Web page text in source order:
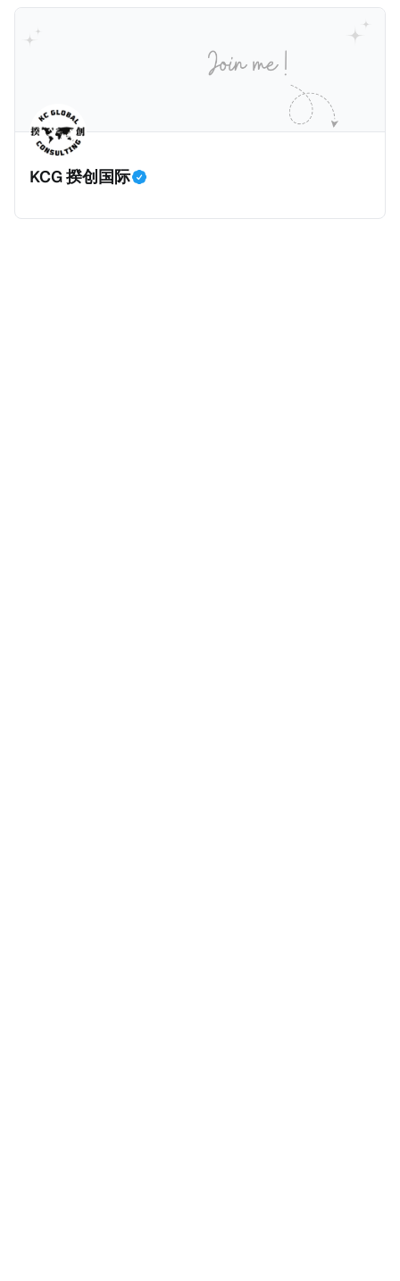
缴税款的记录。虽然他已经公开承认错误，但这一风波
已彻底重创其公众形象，导致多项高奢代言流产。不
过，他不至于被“封杀”，2026年5月15日Netflix的奇幻
动作喜剧《超能路人甲》正式上线，车银优在剧中饰演
主角之一李云情。 我们在这一篇文章将会基于网上信
息，剖析整个事情的来龙去脉。 请注意，由于车银优的
案例并无公开判决信息，网上信息不一定100%准确，
我们已经尽量采纳多方信息，争取以最客观的角度来推
家金融机构，并引致了多家机构被起诉，部分甚至因而
破产。这一篇文章将会结合Correctiv、经合组织、
amaBhungane等国际组织的报告及文章，来给大家剖
Cum，简单来说就是“带股息”或“含股息”。 一家上市公
司宣告了股息，但在股权登记日截止前未支付股息的期
间，就属于“带股息”。比如，中国银行在2025年12月5
日公告派股息每10股1.094元，而2025年12月10日为最
KCG 揆创国际